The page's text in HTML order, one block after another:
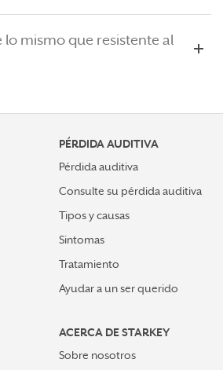
lo mismo que resistente al
PÉRDIDA AUDITIVA
Pérdida auditiva
Consulte su pérdida auditiva
Tipos y causas
Sintomas
Tratamiento
Ayudar a un ser querido
ACERCA DE STARKEY
Sobre nosotros